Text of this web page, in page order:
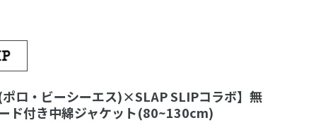
ポロ・ビーシーエス)×SLAP SLIPコラボ】無
ド付き中綿ジャケット(80~130cm)